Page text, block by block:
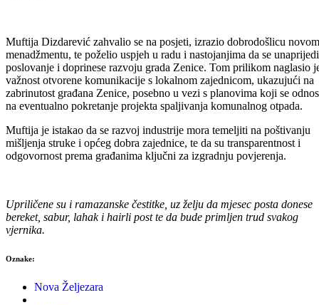
Muftija Dizdarević zahvalio se na posjeti, izrazio dobrodošlicu novom
menadžmentu, te poželio uspjeh u radu i nastojanjima da se unaprijedi
poslovanje i doprinese razvoju grada Zenice. Tom prilikom naglasio
važnost otvorene komunikacije s lokalnom zajednicom, ukazujući na
zabrinutost građana Zenice, posebno u vezi s planovima koji se
na eventualno pokretanje projekta spaljivanja komunalnog otpada.
Muftija je istakao da se razvoj industrije mora temeljiti na poštivanju
mišljenja struke i općeg dobra zajednice, te da su transparentnost i
odgovornost prema građanima ključni za izgradnju povjerenja.
Upriličene su i ramazanske čestitke, uz želju da mjesec posta donese
bereket, sabur, lahak i hairli post te da bude primljen trud svakog
vjernika.
Oznake:
Nova Željezara